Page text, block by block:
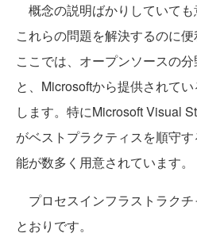
概念の説明ばかりしていて
これらの問題を解決するのに便
ここでは、オープンソースの
と、Microsoftから提供されて
します。特にMicrosoft Visual
がベストプラクティスを順守
能が数多く用意されています。
プロセスインフラストラク
とおりです。